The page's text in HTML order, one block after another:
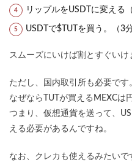
リップルをUSDTに変える
USDTで$TUTを買う。（3
スムーズにいけば割とすぐいけ
ただし、国内取引所も必要です
なぜならTUTが買えるMEXCは
つまり、仮想通貨を送って、
える必要があるんですね。
なお、クレカも使えるみたいで